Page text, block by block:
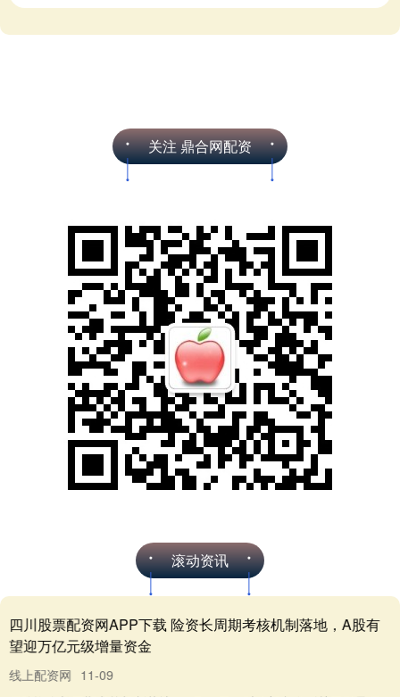
浩广配资 一月龄，宝宝“谁来
坐月子的状态，更希望有一个人帮自己
带娃。 有的宝宝，出生就一直跟随妈妈
查看：182 分类：线上配资网
牛金宝配资APP下载 三山环
抱铸尊贵：九公山公墓承泽
园高端墓位价格密码深度解
码
在殡葬行业这片特殊的领域中，九公山
公墓承泽园宛如一颗璀璨的明珠，以
其“三山环抱”的独特地理格局，吸引着众
多追求高品质安葬环境的家庭。这里的
高端墓位，价格背后隐藏....
查看：97 分类：网络配资
卢深策略官网 晋城高平：
当“烟火气”点燃“生产力”
置，等待着夜晚的文化大餐。上党梆子
《长平绣娘》选段如泣如诉，缠绵悱恻
中尽显非遗神韵；《八音....
查看：208
专业股票配资APP下载 打破